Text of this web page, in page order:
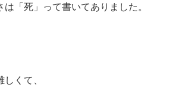
「死」って書いてありました。
くて、